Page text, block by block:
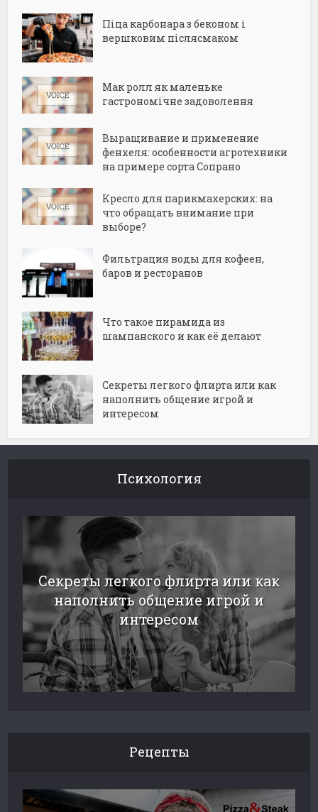
Піца карбонара з беконом і
вершковим післясмаком
Мак ролл як маленьке
гастрономічне задоволення
Выращивание и применение
фенхеля: особенности агротехники
на примере сорта Сопрано
Кресло для парикмахерских: на
что обращать внимание при
выборе?
Фильтрация воды для кофеен,
баров и ресторанов
Что такое пирамида из
шампанского и как её делают
Секреты легкого флирта или как
наполнить общение игрой и
интересом
Психология
Секреты легкого флирта или как
наполнить общение игрой и
интересом
Рецепты